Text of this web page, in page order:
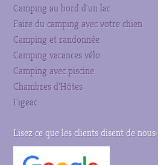
Camping au bord d'un lac
Faire du camping avec votre chien
Camping et randonnée
Camping vacances vélo
Camping avec piscine
Chambres d'Hôtes
Figeac
Lisez ce que les clients disent de nous: